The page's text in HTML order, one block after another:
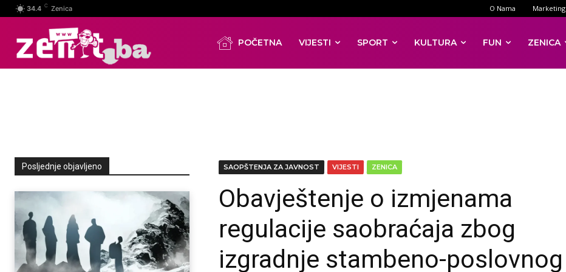
34.4 C Zenica O Nama Marketing
POČETNA VIJESTI SPORT KULTURA FUN ZENICA
Posljednje objavljeno SAOPŠTENJA ZA JAVNOST VIJESTI ZENICA
Obavještenje o izmjenama
regulacije saobraćaja zbog
izgradnje stambeno-poslovnog